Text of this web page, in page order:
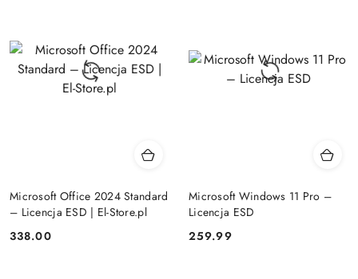
Microsoft Office 2024 Standard
– Licencja ESD | El-Store.pl
Cena:
338.00
Microsoft Windows 11 Pro –
Licencja ESD
Cena:
259.99